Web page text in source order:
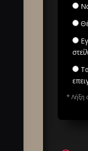
* Λήξη